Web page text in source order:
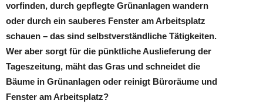
vorfinden, durch gepflegte Grünanlagen wandern
oder durch ein sauberes Fenster am Arbeitsplatz
schauen – das sind selbstverständliche Tätigkeiten.
Wer aber sorgt für die pünktliche Auslieferung der
Tageszeitung, mäht das Gras und schneidet die
Bäume in Grünanlagen oder reinigt Büroräume und
Fenster am Arbeitsplatz?